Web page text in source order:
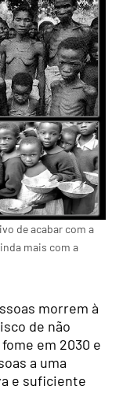
de acabar com a
mais com a
morrem à
de não
em 2030 e
a uma
e suficiente